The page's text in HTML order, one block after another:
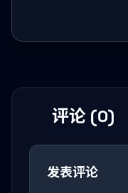
评论 (0)
发表评论